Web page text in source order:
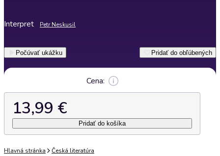
Interpret Petr Neskusil
Počúvať ukážku Pridať do obľúbených
Cena:
13,99 €
Pridať do košíka
Hlavná stránka Česká literatúra